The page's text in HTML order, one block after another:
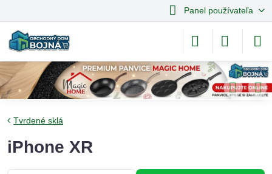
Panel používateľa
Tvrdené sklá
iPhone XR